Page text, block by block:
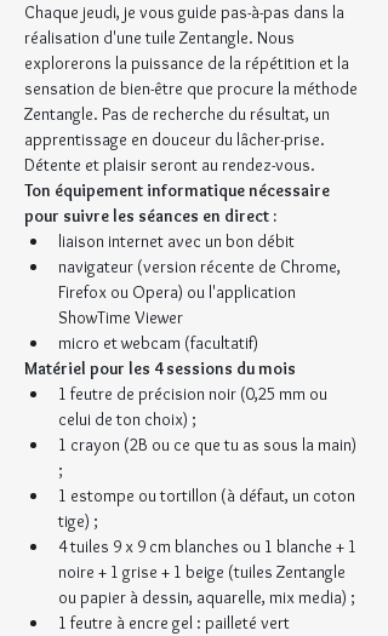
Chaque jeudi, je vous guide pas-à-pas dans la
réalisation d'une tuile Zentangle. Nous
explorerons la puissance de la répétition et la
sensation de bien-être que procure la méthode
Zentangle. Pas de recherche du résultat, un
apprentissage en douceur du lâcher-prise.
Détente et plaisir seront au rendez-vous.
Ton équipement informatique nécessaire
pour suivre les séances en direct :
liaison internet avec un bon débit
navigateur (version récente de Chrome,
Firefox ou Opera) ou l'application
ShowTime Viewer
micro et webcam (facultatif)
Matériel pour les 4 sessions du mois
1 feutre de précision noir (0,25 mm ou
celui de ton choix) ;
1 crayon (2B ou ce que tu as sous la main)
;
1 estompe ou tortillon (à défaut, un coton
tige) ;
4 tuiles 9 x 9 cm blanches ou 1 blanche + 1
noire + 1 grise + 1 beige (tuiles Zentangle
ou papier à dessin, aquarelle, mix media) ;
1 feutre à encre gel : pailleté vert